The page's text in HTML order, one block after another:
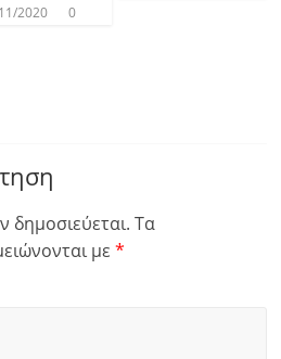
2020 0
δημοσιεύεται. Τα
με*